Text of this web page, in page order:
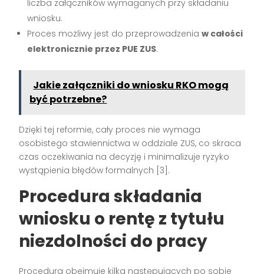
liczba załączników wymaganych przy składaniu
wniosku.
Proces możliwy jest do przeprowadzeniaw całości
elektronicznie przez PUE ZUS.
Jakie załączniki do wniosku RKO mogą
być potrzebne?
Dzięki tej reformie, cały proces nie wymaga
osobistego stawiennictwa w oddziale ZUS, co skraca
czas oczekiwania na decyzję i minimalizuje ryzyko
wystąpienia błędów formalnych [3] .
Procedura składania
wniosku o rentę z tytułu
niezdolności do pracy
Procedura obejmuje kilka następujących po sobie